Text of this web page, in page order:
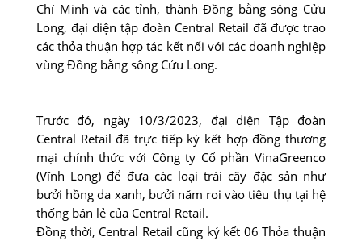
Chí Minh và các tỉnh, thành Đồng bằng sông Cửu
Long, đại diện tập đoàn Central Retail đã được trao
các thỏa thuận hợp tác kết nối với các doanh nghiệp
vùng Đồng bằng sông Cửu Long.
Trước đó, ngày 10/3/2023, đại diện Tập đoàn
Central Retail đã trực tiếp ký kết hợp đồng thương
mại chính thức với Công ty Cổ phần VinaGreenco
(Vĩnh Long) để đưa các loại trái cây đặc sản như
bưởi hồng da xanh, bưởi năm roi vào tiêu thụ tại hệ
thống bán lẻ của Central Retail.
Đồng thời, Central Retail cũng ký kết 06 Thỏa thuận